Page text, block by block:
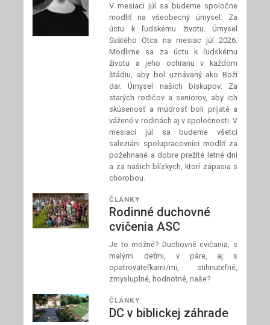
V mesiaci júl sa budeme spoločne
modliť na všeobecný úmysel: Za
úctu k ľudskému životu. Úmysel
Svätého Otca na mesiac júl 2026:
Modlime sa za úctu k ľudskému
životu a jeho ochranu v každom
štádiu, aby bol uznávaný ako Boží
dar. Úmysel našich biskupov: Za
starých rodičov a seniorov, aby ich
skúsenosť a múdrosť boli prijaté a
vážené v rodinách aj v spoločnosti. V
mesiaci júl sa budeme všetci
saleziáni spolupracovníci modliť za
požehnané a dobre prežité letné dni
a za našich blízkych, ktorí zápasia s
chorobou.
ČLÁNKY
Rodinné duchovné
cvičenia ASC
Je to možné? Duchovné cvičania, s
malými deťmi, v páre, aj s
opatrovateľkami/mi, stihnuteľné,
zmysluplné, hodnotné, naše?
ČLÁNKY
DC v biblickej záhrade